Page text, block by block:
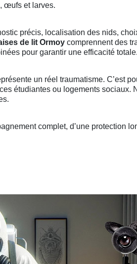
œufs et larves.
précis, localisation des nids,
de lit Ormoy comprennent des
pour garantir une efficacité totale.
un réel traumatisme. C’est
étudiantes ou logements sociaux.
complet, d’une protection